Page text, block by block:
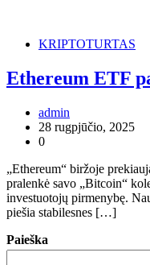
KRIPTOTURTAS
Ethereum ETF
admin
28 rugpjūčio, 2025
0
„Ethereum“ biržoje
pralenkė savo „Bitcoin“
investuotojų pirmenybę.
piešia stabilesnes […]
Paieška